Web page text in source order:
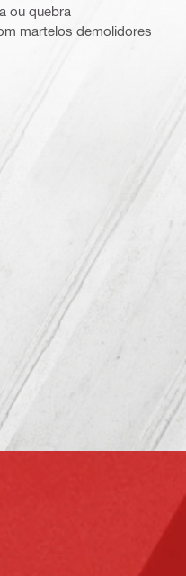
ou quebra
martelos demolidores